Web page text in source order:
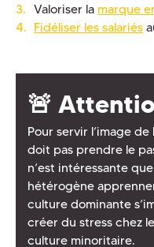
Valoriser la marque
Fidéliser les salariés
🚨
Pour servir l’image
doit pas prendre le
n’est intéressante
hétérogène
culture dominante
créer du stress chez
culture minoritaire.